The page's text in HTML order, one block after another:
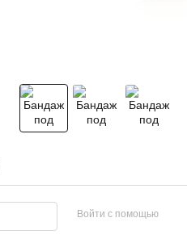
Войти с помощью